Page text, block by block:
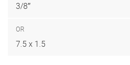
3/8″
OR
7.5 x 1.5